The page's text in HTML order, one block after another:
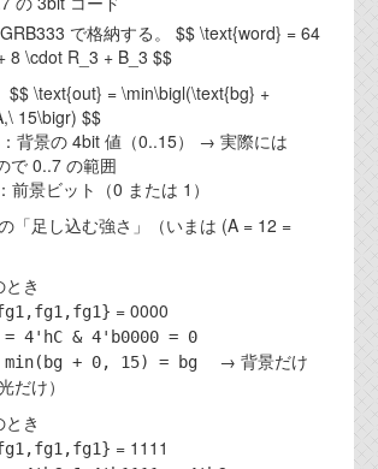
で格納する。 $$ \text{word} = 64
8 \cdot R_3 + B_3 $$
$$ \text{out} = \min\bigl(\text{bg} +
15\bigr) $$
背景の 4bit 値（0..15） → 実際には
で 0..7 の範囲
前景ビット（0 または 1）
「足し込む強さ」（いまは (A = 12 =
とき
= 0000
= 4'hC & 4'b0000 = 0
+ 0, 15) = bg
→ 背景だけ
だけ）
とき
= 1111